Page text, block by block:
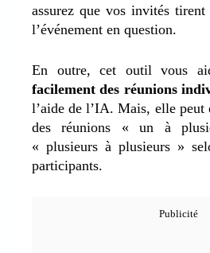
assurez que vos invités
l’événement en question.
En outre, cet outil vous
facilement des réunions
l’aide de l’IA. Mais, elle peut
des réunions « un à
« plusieurs à plusieurs »
participants.